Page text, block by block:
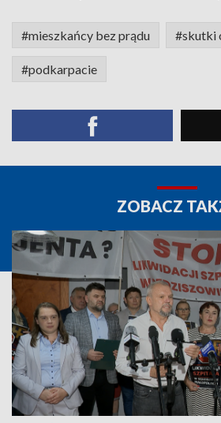
#mieszkańcy bez prądu #skutki
#podkarpacie
ZOBACZ